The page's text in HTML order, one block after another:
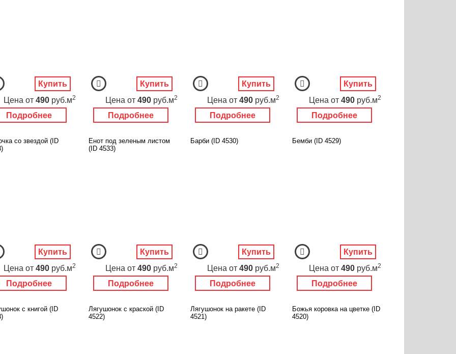
Подробнее
Цена от 490 руб.м2
Купить
Подробнее
Цена от 490 руб.м2
Купить
Подробнее
Цена от 490 руб.м2
Купить
Подробнее
Цена от 490 руб.м2
Купить
со звездой (ID
Подробнее
Цена от 490 руб.м2
Купить
Енот под зеленым листом
(ID 4533)
Подробнее
Цена от 490 руб.м2
Купить
Барби (ID 4530)
Подробнее
Цена от 490 руб.м2
Купить
Бемби (ID 4529)
Подробнее
Цена от 490 руб.м2
Купить
с книгой (ID
Лягушонок с краской (ID
4522)
Лягушонок на ракете (ID
4521)
Божья коровка на цветке (ID
4520)